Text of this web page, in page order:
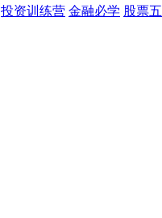
投资训练营 金融必学 股票